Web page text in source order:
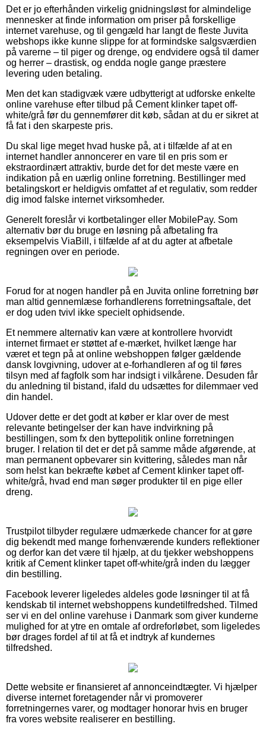
Det er jo efterhånden virkelig gnidningsløst for almindelige
mennesker at finde information om priser på forskellige
internet varehuse, og til gengæld har langt de fleste Juvita
webshops ikke kunne slippe for at formindske salgsværdien
på varerne – til piger og drenge, og endvidere også til damer
og herrer – drastisk, og endda nogle gange præstere
levering uden betaling.
Men det kan stadigvæk være udbytterigt at udforske enkelte
online varehuse efter tilbud på Cement klinker tapet off-
white/grå før du gennemfører dit køb, sådan at du er sikret at
få fat i den skarpeste pris.
Du skal lige meget hvad huske på, at i tilfælde af at en
internet handler annoncerer en vare til en pris som er
ekstraordinært attraktiv, burde det for det meste være en
indikation på en uærlig online forretning. Bestillinger med
betalingskort er heldigvis omfattet af et regulativ, som redder
dig imod falske internet virksomheder.
Generelt foreslår vi kortbetalinger eller MobilePay. Som
alternativ bør du bruge en løsning på afbetaling fra
eksempelvis ViaBill, i tilfælde af at du agter at afbetale
regningen over en periode.
Forud for at nogen handler på en Juvita online forretning bør
man altid gennemlæse forhandlerens forretningsaftale, det
er dog uden tvivl ikke specielt ophidsende.
Et nemmere alternativ kan være at kontrollere hvorvidt
internet firmaet er støttet af e-mærket, hvilket længe har
været et tegn på at online webshoppen følger gældende
dansk lovgivning, udover at e-forhandleren af og til føres
tilsyn med af fagfolk som har indsigt i vilkårene. Desuden får
du anledning til bistand, ifald du udsættes for dilemmaer ved
din handel.
Udover dette er det godt at køber er klar over de mest
relevante betingelser der kan have indvirkning på
bestillingen, som fx den byttepolitik online forretningen
bruger. I relation til det er det på samme måde afgørende, at
man permanent opbevarer sin kvittering, således man når
som helst kan bekræfte købet af Cement klinker tapet off-
white/grå, hvad end man søger produkter til en pige eller
dreng.
Trustpilot tilbyder regulære udmærkede chancer for at gøre
dig bekendt med mange forhenværende kunders reflektioner
og derfor kan det være til hjælp, at du tjekker webshoppens
kritik af Cement klinker tapet off-white/grå inden du lægger
din bestilling.
Facebook leverer ligeledes aldeles gode løsninger til at få
kendskab til internet webshoppens kundetilfredshed. Tilmed
ser vi en del online varehuse i Danmark som giver kunderne
mulighed for at ytre en omtale af ordreforløbet, som ligeledes
bør drages fordel af til at få et indtryk af kundernes
tilfredshed.
Dette website er finansieret af annonceindtægter. Vi hjælper
diverse internet foretagender når vi promoverer
forretningernes varer, og modtager honorar hvis en bruger
fra vores website realiserer en bestilling.